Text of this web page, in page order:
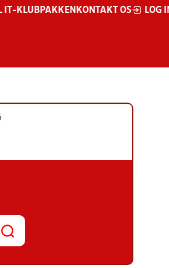
IT-KLUBPAKKEN KONTAKT OS LOG